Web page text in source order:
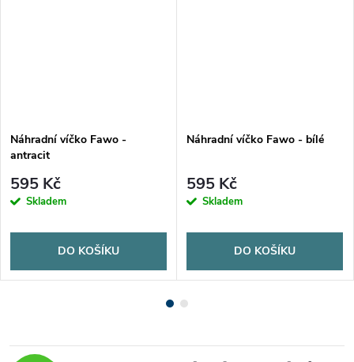
Náhradní víčko Fawo -
antracit
595 Kč
Skladem
DO KOŠÍKU
Náhradní víčko Fawo - bílé
595 Kč
Skladem
DO KOŠÍKU